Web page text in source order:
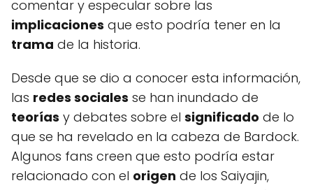
comentar y especular sobre las
implicaciones que esto podría tener en la
trama de la historia.
Desde que se dio a conocer esta información,
las redes sociales se han inundado de
teorías y debates sobre el significado de lo
que se ha revelado en la cabeza de Bardock.
Algunos fans creen que esto podría estar
relacionado con el origen de los Saiyajin,